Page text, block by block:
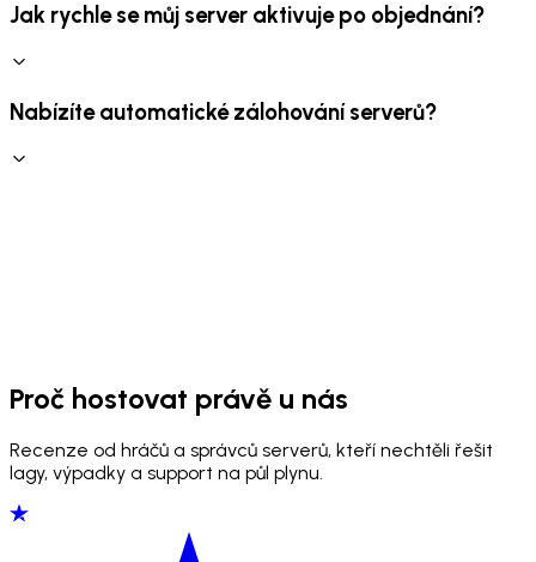
Jak rychle se můj server aktivuje po objednání?
Nabízíte automatické zálohování serverů?
Proč hostovat právě u nás
Recenze od hráčů a správců serverů, kteří nechtěli řešit
lagy, výpadky a support na půl plynu.